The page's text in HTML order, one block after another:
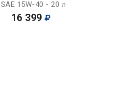
SAE 15W-40 - 20 л
16 399